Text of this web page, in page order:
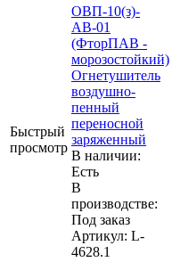
Быстрый
просмотр
ОВП-10(з)-
АВ-01
(ФторПАВ -
морозостойкий)
Огнетушитель
воздушно-
пенный
переносной
заряженный
В наличии:
Eсть
В
производстве:
Под заказ
Артикул: L-
4628.1